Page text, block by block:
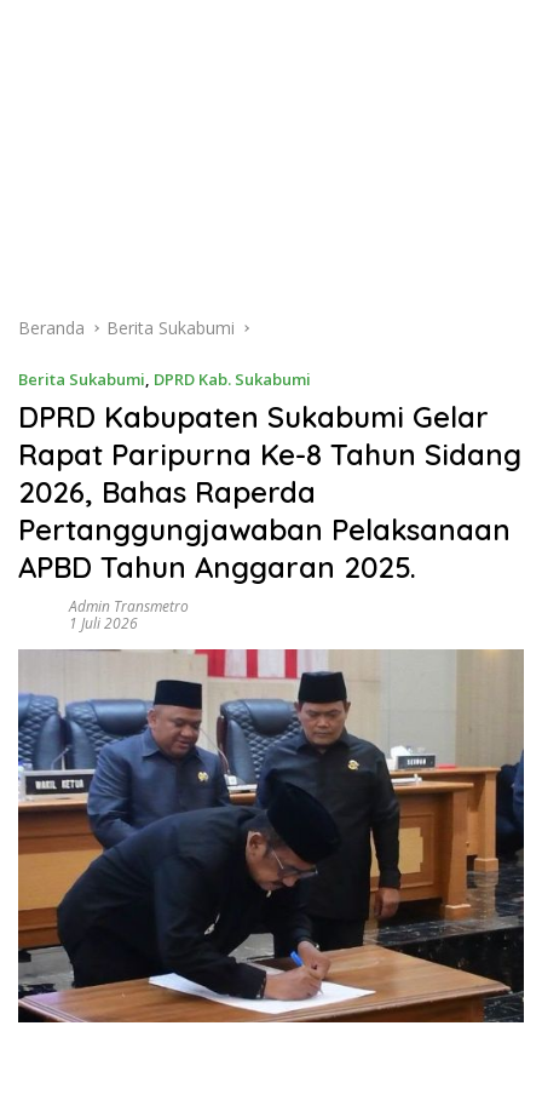
Beranda Berita Sukabumi
Berita Sukabumi, DPRD Kab. Sukabumi
DPRD Kabupaten Sukabumi Gelar
Rapat Paripurna Ke-8 Tahun Sidang
2026, Bahas Raperda
Pertanggungjawaban Pelaksanaan
APBD Tahun Anggaran 2025.
Admin Transmetro
1 Juli 2026